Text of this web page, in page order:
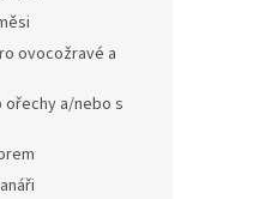
ovocožravé a
a/nebo s